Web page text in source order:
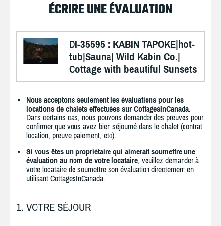
ÉCRIRE UNE ÉVALUATION
DI-35595 : KABIN TAPOKE|hot-
tub|Sauna| Wild Kabin Co.|
Cottage with beautiful Sunsets
Nous acceptons seulement les évaluations pour les
locations de chalets effectuées sur CottagesInCanada.
Dans certains cas, nous pouvons demander des preuves pour
confirmer que vous avez bien séjourné dans le chalet (contrat
location, preuve paiement, etc).
Si vous êtes un propriétaire qui aimerait soumettre une
évaluation au nom de votre locataire, veuillez demander à
votre locataire de soumettre son évaluation directement en
utilisant CottagesInCanada.
1. VOTRE SÉJOUR